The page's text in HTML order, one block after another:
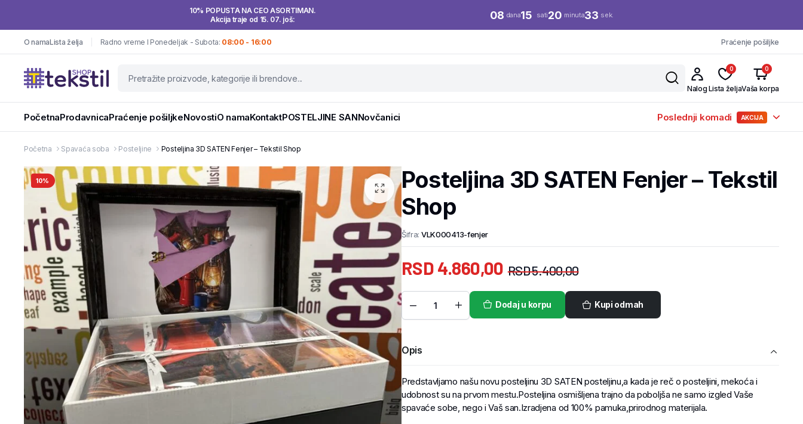
10% POPUSTA NA CEO ASORTIMAN.
Akcija traje od 15. 07. još:
08 dana15 sati20 minuta33 sek.
O namaLista želja Radno vreme I Ponedeljak - Subota: 08:00 - 16:00 Praćenje pošiljke
Nalog
0
Lista želja
0
Vaša korpa
PočetnaProdavnicaPraćenje pošiljkeNovostiO namaKontaktPOSTELJINE SANNovčanici Poslednji komadi AKCIJA
Početna Spavaća soba Posteljine Posteljina 3D SATEN Fenjer – Tekstil Shop
10%
Posteljina 3D SATEN Fenjer – Tekstil
Shop
Šifra: VLK000413-fenjer
RSD5.400,00
RSD4.860,00
Dodaj u korpu Kupi odmah
Opis
Predstavljamo našu novu posteljinu 3D SATEN posteljinu,a kada je reč o posteljini, mekoća i
udobnost su na prvom mestu.Posteljina osmišljena trajno da poboljša ne samo izgled Vaše
spavaće sobe, nego i Vaš san.Izradjena od 100% pamuka,prirodnog materijala.